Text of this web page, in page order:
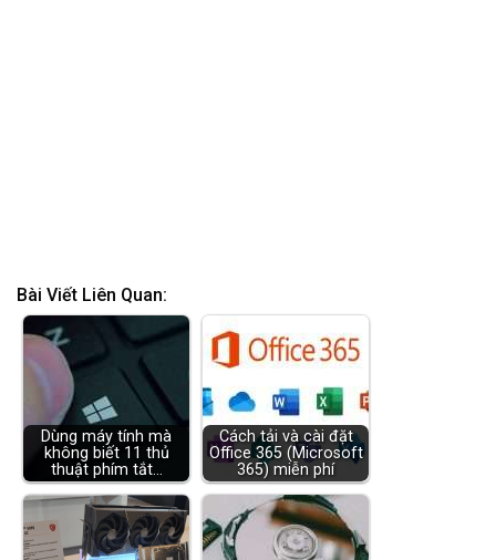
Bài Viết Liên Quan:
Dùng máy tính mà
không biết 11 thủ
thuật phím tắt…
Cách tải và cài đặt
Office 365 (Microsoft
365) miễn phí